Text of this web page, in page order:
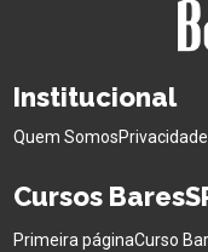
Institucional
Quem SomosPrivacidade
Cursos
Primeira páginaCurso